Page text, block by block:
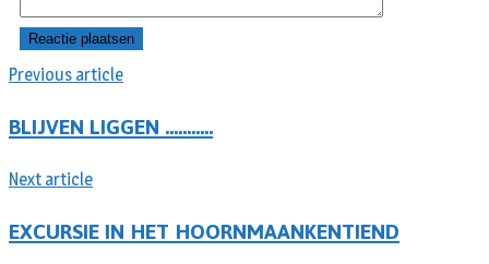
Previous article
BLIJVEN LIGGEN ………..
Next article
EXCURSIE IN HET HOORNMAANKENTIEND